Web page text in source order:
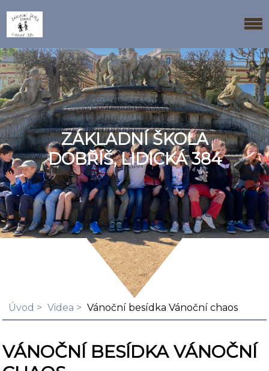
ZÁKLADNÍ ŠKOLA
DOBŘÍŠ, LIDICKÁ 384
Úvod Videa Vánoční besídka Vánoční chaos
VÁNOČNÍ BESÍDKA VÁNOČNÍ